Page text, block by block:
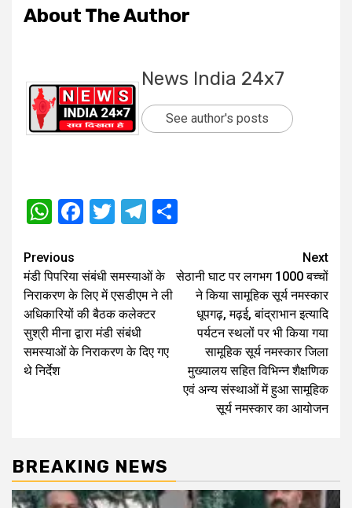
About The Author
News India 24x7
See author's posts
WhatsApp
Facebook
TwitterTelegram
Post
navigation
Previous
मंडी पिपरिया संबंधी समस्याओं के
निराकरण के लिए में एसडीएम ने ली
अधिकारियों की बैठक कलेक्टर
सुश्री मीना द्वारा मंडी संबंधी
समस्याओं के निराकरण के दिए गए
थे निर्देश
Next
सेठानी घाट पर लगभग 1000 बच्चों
ने किया सामूहिक सूर्य नमस्कार
धूपगढ़, मढ़ई, बांद्राभान इत्यादि
पर्यटन स्थलों पर भी किया गया
सामूहिक सूर्य नमस्कार जिला
मुख्यालय सहित विभिन्न शैक्षणिक
एवं अन्य संस्थाओं में हुआ सामूहिक
सूर्य नमस्कार का आयोजन
BREAKING NEWS